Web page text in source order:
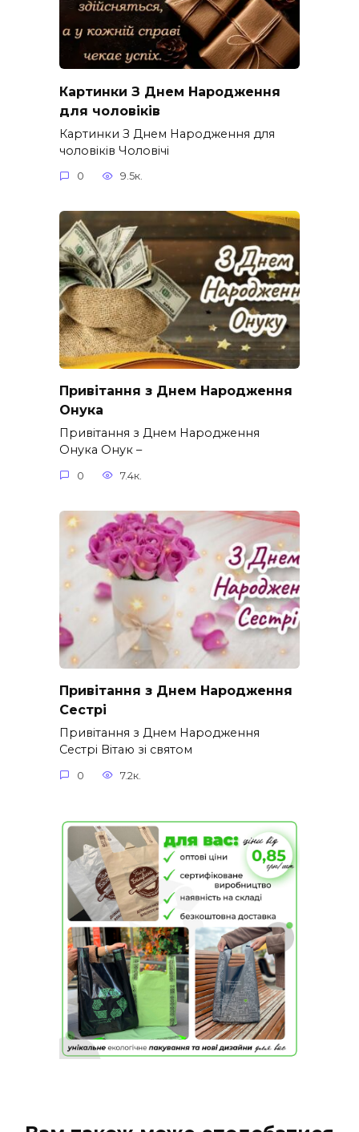
Картинки З Днем Народження
для чоловіків​
Картинки З Днем Народження для
чоловіків​ Чоловічі
0 9.5к.
Привітання з Днем Народження
Онука
Привітання з Днем Народження
Онука Онук –
0 7.4к.
Привітання з Днем Народження
Сестрі
Привітання з Днем Народження
Сестрі Вітаю зі святом
0 7.2к.